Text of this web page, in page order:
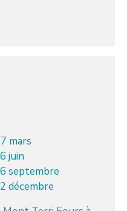
mars
juin
septembre
décembre